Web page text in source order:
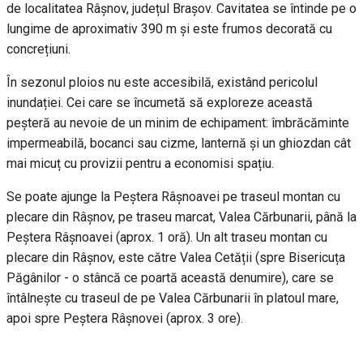
de localitatea Râșnov, județul Brașov. Cavitatea se întinde pe o
lungime de aproximativ 390 m și este frumos decorată cu
concrețiuni.
În sezonul ploios nu este accesibilă, existând pericolul
inundației. Cei care se încumetă să exploreze această
peșteră au nevoie de un minim de echipament: îmbrăcăminte
impermeabilă, bocanci sau cizme, lanternă și un ghiozdan cât
mai micuț cu provizii pentru a economisi spațiu.
Se poate ajunge la Peștera Râșnoavei pe traseul montan cu
plecare din Râșnov, pe traseu marcat, Valea Cărbunarii, până la
Peștera Râșnoavei (aprox. 1 oră). Un alt traseu montan cu
plecare din Râșnov, este către Valea Cetății (spre Bisericuța
Păgânilor - o stâncă ce poartă această denumire), care se
întâlnește cu traseul de pe Valea Cărbunarii în platoul mare,
apoi spre Peștera Râșnovei (aprox. 3 ore).